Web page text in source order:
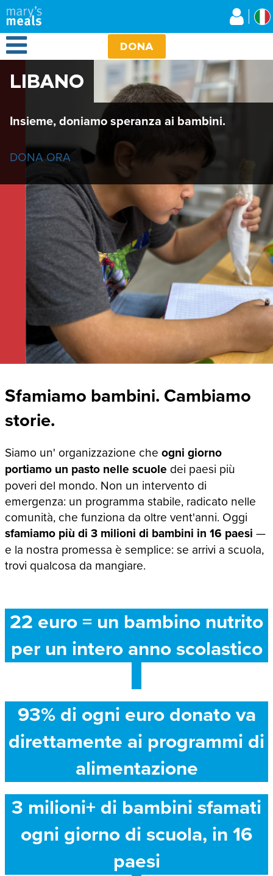
Salta
al
contenuto
principale
Open Menu DONA
LIBANO
Insieme, doniamo speranza ai bambini.
DONA ORA
Sfamiamo bambini. Cambiamo
storie.
Siamo un' organizzazione che ogni giorno
portiamo un pasto nelle scuole dei paesi più
poveri del mondo. Non un intervento di
emergenza: un programma stabile, radicato nelle
comunità, che funziona da oltre vent'anni. Oggi
sfamiamo più di 3 milioni di bambini in 16 paesi —
e la nostra promessa è semplice: se arrivi a scuola,
trovi qualcosa da mangiare.
22 euro = un bambino nutrito
per un intero anno scolastico
93% di ogni euro donato va
direttamente ai programmi di
alimentazione
3 milioni+ di bambini sfamati
ogni giorno di scuola, in 16
paesi